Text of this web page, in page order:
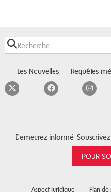
Les Nouvelles Requêtes
TwitterFacebook
Demeurez informé.
POUR
Aspect juridique Plan de